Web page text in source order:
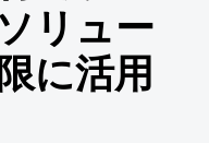
(Deutsch)
(English)
語)
リュー
に活用